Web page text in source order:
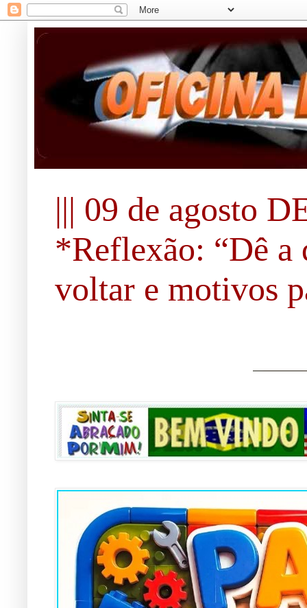
||| 09 de agosto
*Reflexão: “Dê a
voltar e motivos